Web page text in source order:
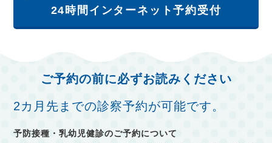
24時間インターネット予約受付
ご予約の前に必ずお読みください
2カ月先までの診察予約が可能です。
予防接種・乳幼児健診のご予約について